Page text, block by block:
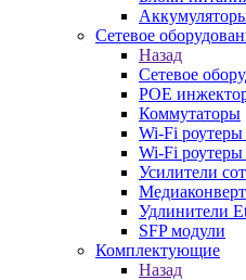
Сетевое
Назад
Сетевое
POE
Коммутаторы
Wi-Fi
Wi-Fi
Усилители
Удлинители
SFP модули
Комплектующие
Назад